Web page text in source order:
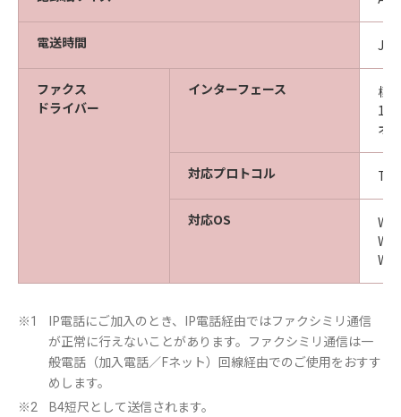
電送時間
ファクス
ドライバー
インターフェース
標
オ
対応プロトコル
対応OS
※1
IP電話にご加入のとき、IP電話経由ではファクシミリ通信
が正常に行えないことがあります。ファクシミリ通信は一
般電話（加入電話／Fネット）回線経由でのご使用をおすす
めします。
※2 B4短尺として送信されます。